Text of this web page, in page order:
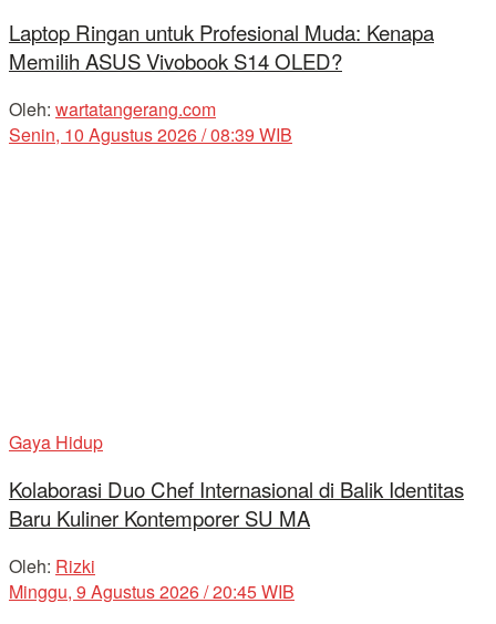
Laptop Ringan untuk Profesional Muda: Kenapa
Memilih ASUS Vivobook S14 OLED?
Oleh: wartatangerang.com
Senin, 10 Agustus 2026 / 08:39 WIB
Gaya Hidup
Kolaborasi Duo Chef Internasional di Balik Identitas
Baru Kuliner Kontemporer SU MA
Oleh: Rizki
Minggu, 9 Agustus 2026 / 20:45 WIB